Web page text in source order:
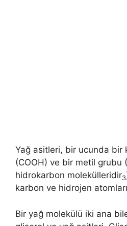
Yağ asitleri, bir ucunda bir
(COOH) ve bir metil grubu
hidrokarbon molekülleridir3
karbon ve hidrojen
Bir yağ molekülü iki ana